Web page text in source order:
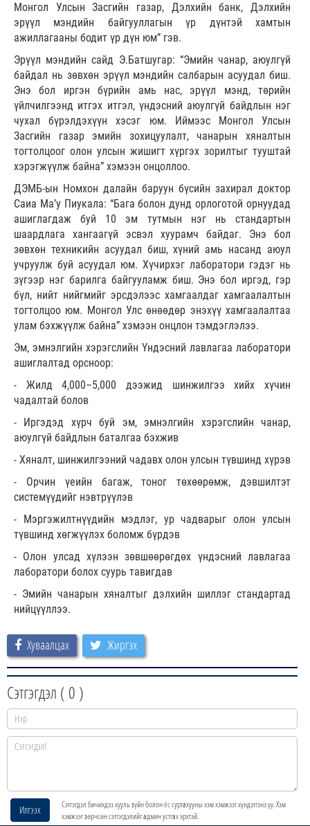
Монгол Улсын Засгийн газар, Дэлхийн банк, Дэлхийн
эрүүл мэндийн байгууллагын үр дүнтэй хамтын
ажиллагааны бодит үр дүн юм” гэв.
Эрүүл мэндийн сайд Э.Батшугар: “Эмийн чанар, аюулгүй
байдал нь зөвхөн эрүүл мэндийн салбарын асуудал биш.
Энэ бол иргэн бүрийн амь нас, эрүүл мэнд, төрийн
үйлчилгээнд итгэх итгэл, үндэсний аюулгүй байдлын нэг
чухал бүрэлдэхүүн хэсэг юм. Иймээс Монгол Улсын
Засгийн газар эмийн зохицуулалт, чанарын хяналтын
тогтолцоог олон улсын жишигт хүргэх зорилтыг тууштай
хэрэгжүүлж байна” хэмээн онцоллоо.
ДЭМБ-ын Номхон далайн баруун бүсийн захирал доктор
Саиа Ма’у Пиукала: “Бага болон дунд орлоготой орнуудад
ашиглагдаж буй 10 эм тутмын нэг нь стандартын
шаардлага хангаагүй эсвэл хуурамч байдаг. Энэ бол
зөвхөн техникийн асуудал биш, хүний амь насанд аюул
учруулж буй асуудал юм. Хүчирхэг лаборатори гэдэг нь
зүгээр нэг барилга байгууламж биш. Энэ бол иргэд, гэр
бүл, нийт нийгмийг эрсдэлээс хамгаалдаг хамгаалалтын
тогтолцоо юм. Монгол Улс өнөөдөр энэхүү хамгаалалтаа
улам бэхжүүлж байна” хэмээн онцлон тэмдэглэлээ.
Эм, эмнэлгийн хэрэгслийн Үндэсний лавлагаа лаборатори
ашиглалтад орсноор:
- Жилд 4,000–5,000 дээжид шинжилгээ хийх хүчин
чадалтай болов
- Иргэдэд хүрч буй эм, эмнэлгийн хэрэгслийн чанар,
аюулгүй байдлын баталгаа бэхжив
- Хяналт, шинжилгээний чадавх олон улсын түвшинд хүрэв
- Орчин үеийн багаж, тоног төхөөрөмж, дэвшилтэт
системүүдийг нэвтрүүлэв
- Мэргэжилтнүүдийн мэдлэг, ур чадварыг олон улсын
түвшинд хөгжүүлэх боломж бүрдэв
- Олон улсад хүлээн зөвшөөрөгдөх үндэсний лавлагаа
лаборатори болох суурь тавигдав
- Эмийн чанарын хяналтыг дэлхийн шиллэг стандартад
нийцүүллээ.
Хуваалцах Жиргэх
Сэтгэгдэл ( 0 )
Илгээх
Сэтгэгдэл бичихдээ хууль зүйн болон ёс суртахууны хэм хэмжээг хүндэтгэнэ үү. Хэм
хэмжээг зөрчсөн сэтгэгдэлийг админ устгах эрхтэй.